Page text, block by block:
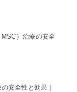
）治療の安全
安全性と効果｜